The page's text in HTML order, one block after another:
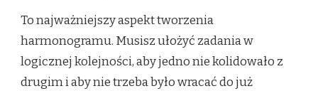
To najważniejszy aspekt tworzenia
harmonogramu. Musisz ułożyć zadania w
logicznej kolejności, aby jedno nie kolidowało z
drugim i aby nie trzeba było wracać do już